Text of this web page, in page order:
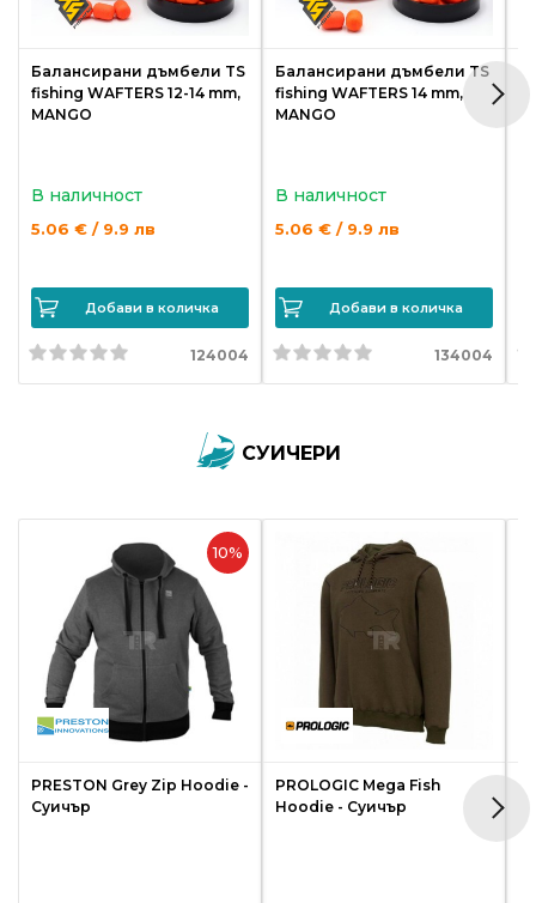
Балансирани дъмбели TS
fishing WAFTERS 12-14 mm,
MANGO
В наличност
5.06 € / 9.9 лв
Добави в количка
124004
Балансирани дъмбели TS
fishing WAFTERS 14 mm,
MANGO
В наличност
5.06 € / 9.9 лв
Добави в количка
134004
СУИЧЕРИ
10%
PRESTON Grey Zip Hoodie -
Суичър
PROLOGIC Mega Fish
Hoodie - Суичър